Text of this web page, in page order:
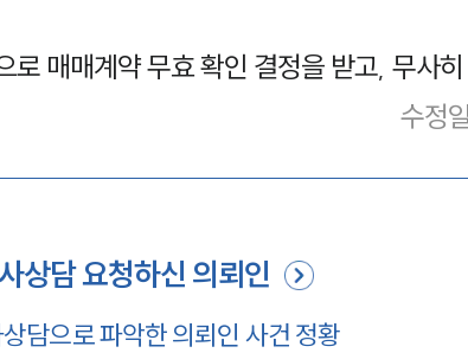
로 매매계약 무효 확인 결정을 받고, 무사
수정일
상담 요청하신 의뢰인
담으로 파악한 의뢰인 사건 정황